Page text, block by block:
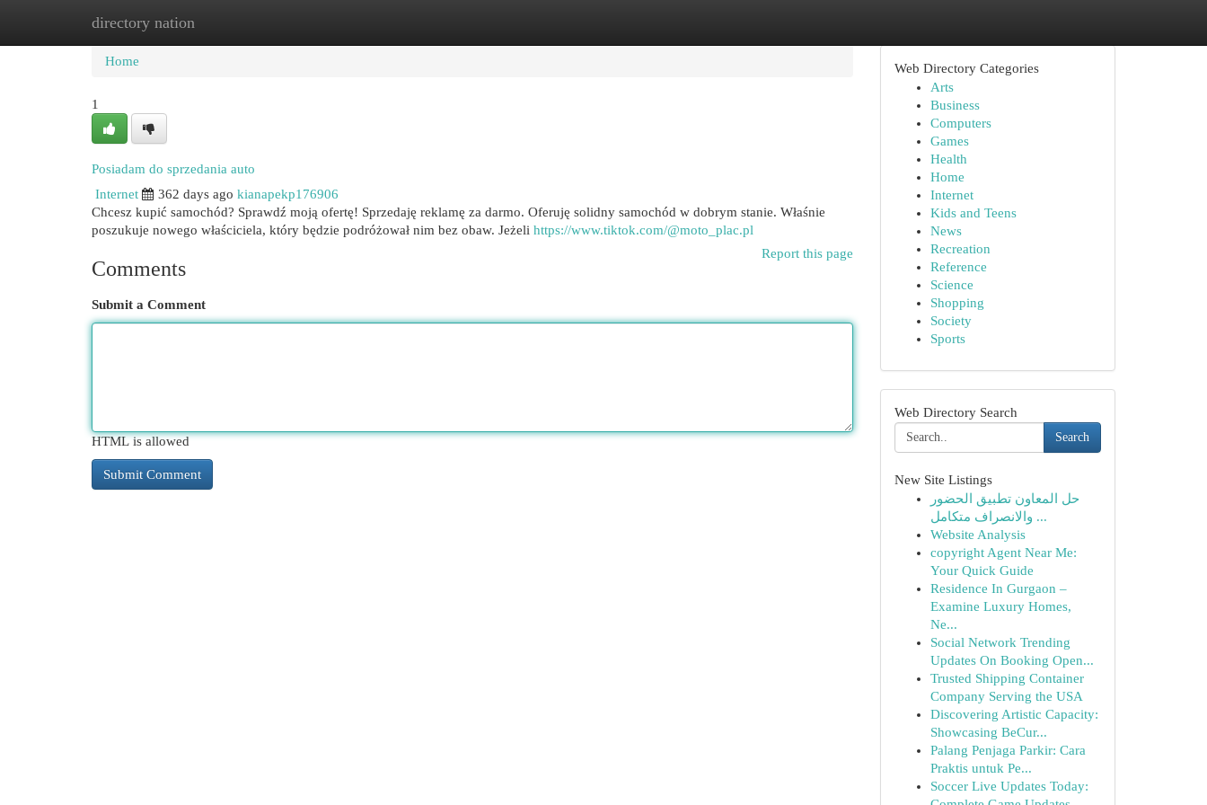
directory nation
Home New Site Listings
Home
1
Posiadam do sprzedania auto
Internet
362 days ago kianapekp176906
Chcesz kupić samochód? Sprawdź moją ofertę! Sprzedaję reklamę za darmo. Oferuję solidny samochód w dobrym stanie. Właśnie
poszukuje nowego właściciela, który będzie podróżował nim bez obaw. Jeżeli https://www.tiktok.com/@moto_plac.pl
Report this page
Comments
Submit a Comment
HTML is allowed
Web Directory Categories
Arts
Business
Computers
Games
Health
Home
Internet
Kids and Teens
News
Recreation
Reference
Science
Shopping
Society
Sports
Web Directory Search
Search
New Site Listings
حل المعاون تطبيق الحضور
والانصراف متكامل ...
Website Analysis
copyright Agent Near Me:
Your Quick Guide
Residence In Gurgaon –
Examine Luxury Homes,
Ne...
Social Network Trending
Updates On Booking Open...
Trusted Shipping Container
Company Serving the USA
Discovering Artistic Capacity:
Showcasing BeCur...
Palang Penjaga Parkir: Cara
Praktis untuk Pe...
Soccer Live Updates Today: